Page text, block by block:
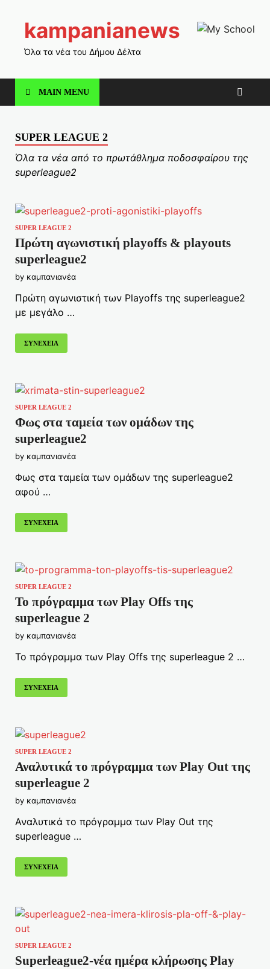
kampanianews
Όλα τα νέα του Δήμου Δέλτα
MAIN MENU
SUPER LEAGUE 2
Όλα τα νέα από το πρωτάθλημα ποδοσφαίρου της
superleague2
SUPER LEAGUE 2
Πρώτη αγωνιστική playoffs & playouts
superleague2
by καμπανιανέα
Πρώτη αγωνιστική των Playoffs της superleague2
με μεγάλο …
ΣΥΝΕΧΕΙΑ
SUPER LEAGUE 2
Φως στα ταμεία των ομάδων της
superleague2
by καμπανιανέα
Φως στα ταμεία των ομάδων της superleague2
αφού …
ΣΥΝΕΧΕΙΑ
SUPER LEAGUE 2
Το πρόγραμμα των Play Offs της
superleague 2
by καμπανιανέα
Το πρόγραμμα των Play Offs της superleague 2 …
ΣΥΝΕΧΕΙΑ
SUPER LEAGUE 2
Αναλυτικά το πρόγραμμα των Play Out της
superleague 2
by καμπανιανέα
Αναλυτικά το πρόγραμμα των Play Out της
superleague …
ΣΥΝΕΧΕΙΑ
SUPER LEAGUE 2
Superleague2-νέα ημέρα κλήρωσης Play